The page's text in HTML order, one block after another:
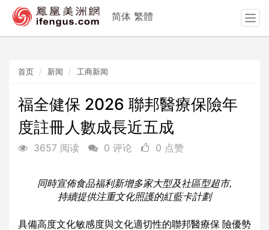
首页 新闻 工商新闻
福全健保 2026 聯邦醫療保險年
度註冊人數成長近五成
3657 阅读 0 评论 0 点赞
同時宣佈食品福利新增多家大型及社區型超市,
持續提供注重文化照護的紅藍卡計劃
具備高度文化敏感度與文化適切性的聯邦醫療保 險優勢
简体 繁體
T
o
n